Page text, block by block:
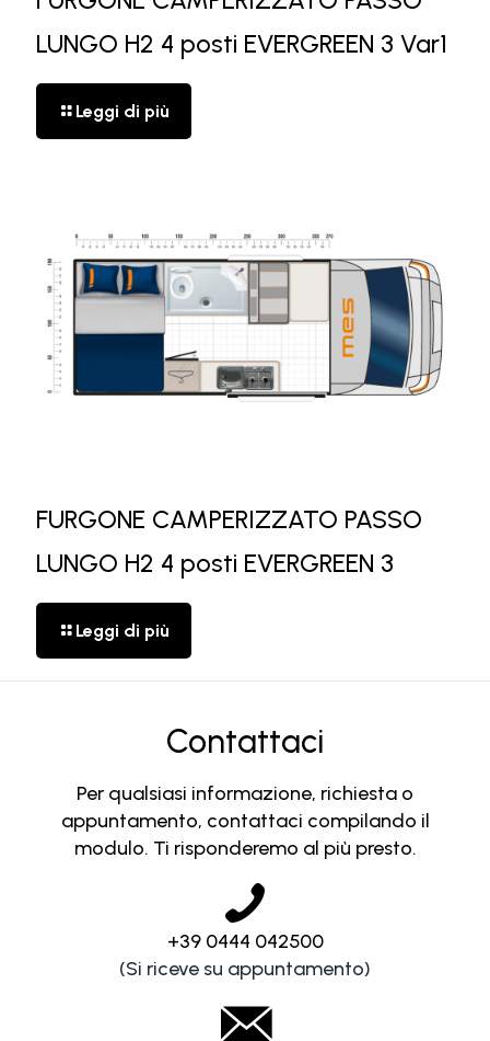
LUNGO H2 4 posti EVERGREEN 3 Var1
Leggi di più
FURGONE CAMPERIZZATO PASSO
LUNGO H2 4 posti EVERGREEN 3
Leggi di più
Contattaci
Per qualsiasi informazione, richiesta o
appuntamento, contattaci compilando il
modulo. Ti risponderemo al più presto.
+39 0444 042500
(Si riceve su appuntamento)